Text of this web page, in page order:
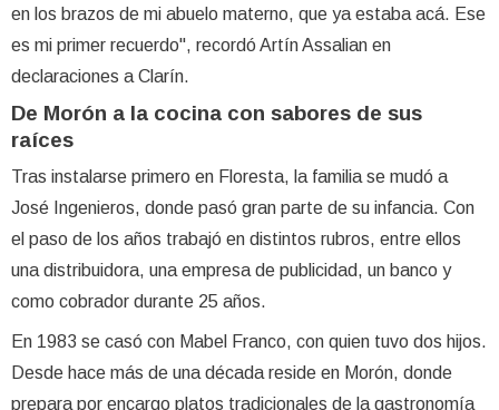
en los brazos de mi abuelo materno, que ya estaba acá. Ese
es mi primer recuerdo", recordó Artín Assalian en
declaraciones a Clarín.
De Morón a la cocina con sabores de sus
raíces
Tras instalarse primero en Floresta, la familia se mudó a
José Ingenieros, donde pasó gran parte de su infancia. Con
el paso de los años trabajó en distintos rubros, entre ellos
una distribuidora, una empresa de publicidad, un banco y
como cobrador durante 25 años.
En 1983 se casó con Mabel Franco, con quien tuvo dos hijos.
Desde hace más de una década reside en Morón, donde
prepara por encargo platos tradicionales de la gastronomía